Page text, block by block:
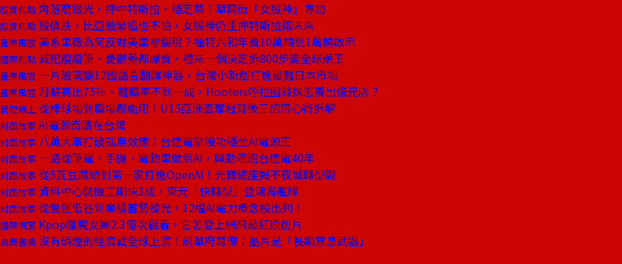
投資焦點 角落磨眼光，押中特斯拉、穩定幣！華爾街「女股神」專訪
投資焦點 股價跌、比亞迪緊追也不怕，女股神仍重押特斯拉兩未來
產業風雲 美系車廠為何反對美車零關稅？福特六和年賣10萬輛到1萬輛啟示
國際焦點 減肥瘦瘦筆、憂鬱藥都爆賣，禮來一個決定拆800步變全球藥王
產業風雲 一片玻璃變12國語言翻譯神器，台灣小新創打進最難日本市場
產業風雲 月薪高出75％、離職率不到一成，Hooters呼拉圈辣妹怎養出億元店？
管理線上 從棒球場到職場都能用！U15亞洲盃奪冠背後三招帶心術拆解
封面故事 AI電源奇蹟在台灣
封面故事 八萬大軍打破孤島效應！台達電靠慢功穩坐AI電源王
封面故事 一路從筆電、手機、電動車做到AI，興勤陪跑台達電40年
封面故事 從5瓦豆腐頭到第一家打進OpenAI！光寶總座揭不夜城轉型戰
封面故事 資料中心裝機工期快3成，東元「快轉型」登鴻海艦隊
封面故事 從營運低谷到業績蓄勢發光，12檔AI電力概念股出列！
國際視窗 Kpop獵魔女團2.3億次觀看，它怎登上網飛最紅原創片
商周書摘 沒有硝煙的經濟戰全球上演！前華府幕僚：晶片是「長期窒息武器」